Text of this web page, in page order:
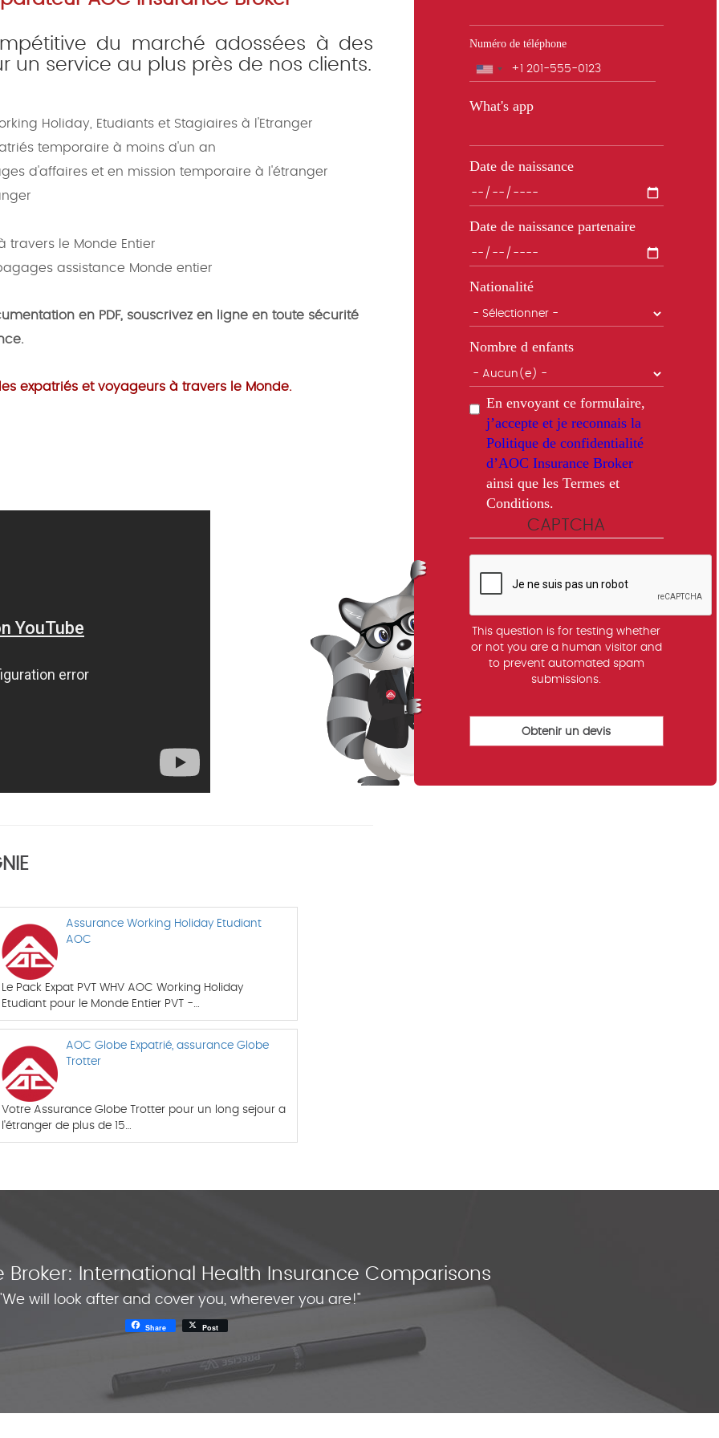
du marché adossées à des
un service au plus près de nos clients.
Holiday, Etudiants et Stagiaires à l'Etranger
temporaire à moins d'un an
d'affaires et en mission temporaire à l'étranger
travers le Monde Entier
assistance Monde entier
en PDF, souscrivez en ligne en toute sécurité
expatriés et voyageurs à travers le Monde.
Assurance Working Holiday Etudiant
AOC
Le Pack Expat PVT WHV AOC Working Holiday
Etudiant pour le Monde Entier PVT -…
AOC Globe Expatrié, assurance Globe
Trotter
Votre Assurance Globe Trotter pour un long sejour a
l'étranger de plus de 15…
Numéro de téléphone
Téléphone
What's app
Date de naissance
Date de naissance partenaire
Nationalité
Nombre d enfants
En envoyant ce formulaire,
j’accepte et je reconnais la
Politique de confidentialité
d’AOC Insurance Broker
ainsi que les Termes et
Conditions.
CAPTCHA
This question is for testing whether
or not you are a human visitor and
to prevent automated spam
submissions.
Broker: International Health Insurance Comparisons
will look after and cover you, wherever you are!"
Share Post